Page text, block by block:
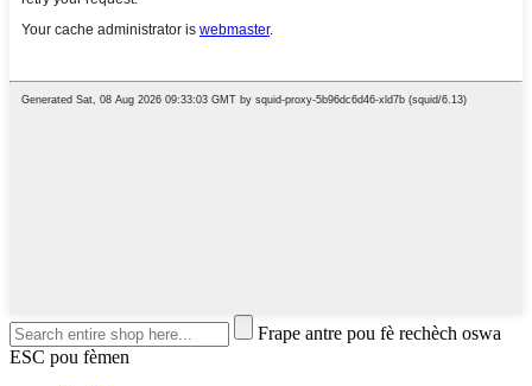
Frape antre pou fè rechèch oswa
ESC pou fèmen